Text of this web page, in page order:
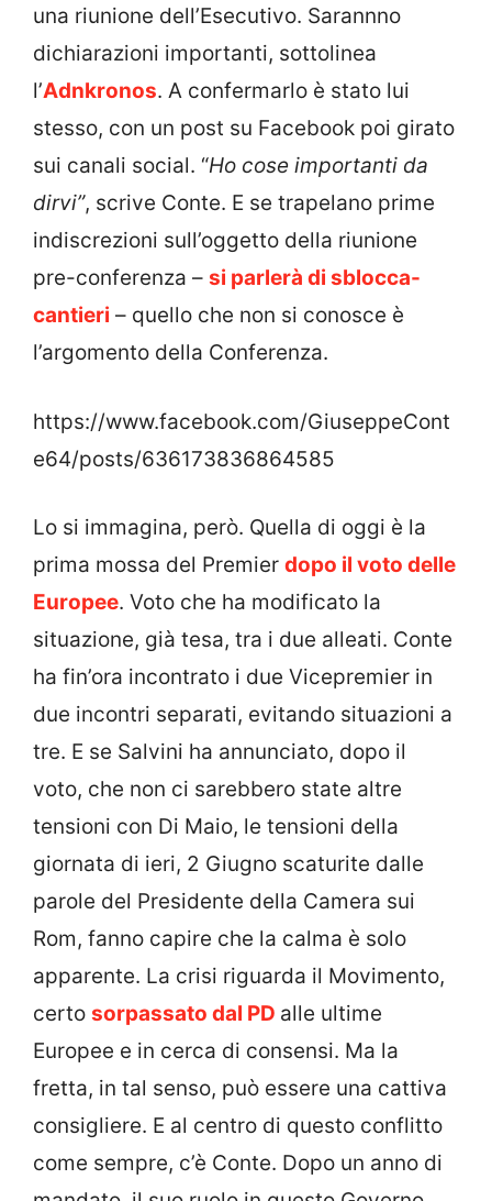
una riunione dell’Esecutivo. Sarannno
dichiarazioni importanti, sottolinea
l’Adnkronos. A confermarlo è stato lui
stesso, con un post su Facebook poi girato
sui canali social. “Ho cose importanti da
dirvi”, scrive Conte. E se trapelano prime
indiscrezioni sull’oggetto della riunione
pre-conferenza – si parlerà di sblocca-
cantieri – quello che non si conosce è
l’argomento della Conferenza.
https://www.facebook.com/GiuseppeCont
e64/posts/636173836864585
Lo si immagina, però. Quella di oggi è la
prima mossa del Premier dopo il voto delle
Europee. Voto che ha modificato la
situazione, già tesa, tra i due alleati. Conte
ha fin’ora incontrato i due Vicepremier in
due incontri separati, evitando situazioni a
tre. E se Salvini ha annunciato, dopo il
voto, che non ci sarebbero state altre
tensioni con Di Maio, le tensioni della
giornata di ieri, 2 Giugno scaturite dalle
parole del Presidente della Camera sui
Rom, fanno capire che la calma è solo
apparente. La crisi riguarda il Movimento,
certo sorpassato dal PD alle ultime
Europee e in cerca di consensi. Ma la
fretta, in tal senso, può essere una cattiva
consigliere. E al centro di questo conflitto
come sempre, c’è Conte. Dopo un anno di